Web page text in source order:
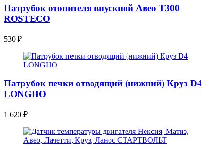
Патрубок отопителя впускной Авео Т300
ROSTECO
530 ₽
Патрубок печки отводящий (нижний) Круз D4
LONGHO
1 620 ₽